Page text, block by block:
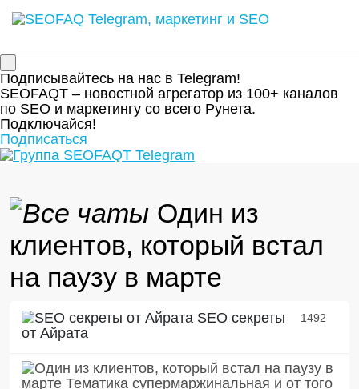
Подписывайтесь на нас в Telegram!
SEOFAQT – новостной агрегатор из 100+ каналов
по SEO и маркетингу со всего Рунета.
Подключайся!
Подписаться
Один из
клиентов, который встал
на паузу в марте
SEO секреты
от Айрата
1492